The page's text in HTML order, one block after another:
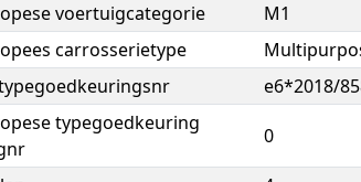
voertuigcategorie
M1
carrosserietype
e6*2018/
typegoedkeuring
0